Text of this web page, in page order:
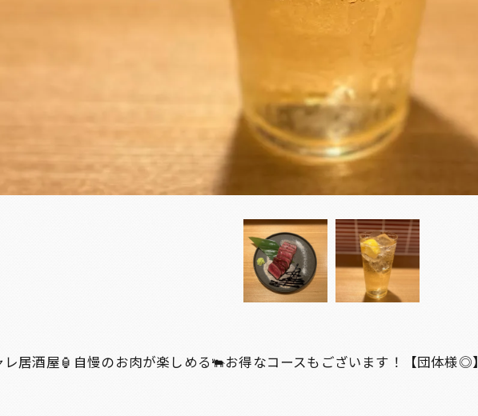
レ居酒屋🏮自慢のお肉が楽しめる🐃お得なコースもございます！【団体様◎】